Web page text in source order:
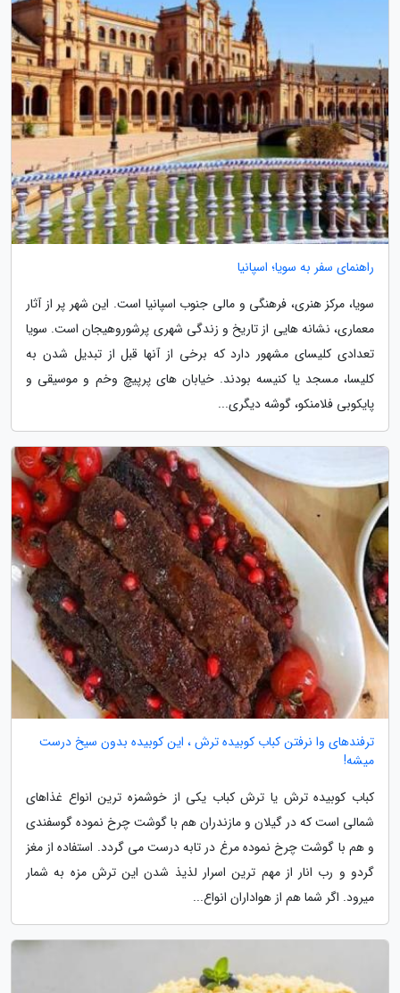
راهنمای سفر به سویا؛ اسپانیا
سویا، مرکز هنری، فرهنگی و مالی جنوب اسپانیا است. این شهر پر از آثار
معماری، نشانه هایی از تاریخ و زندگی شهری پرشوروهیجان است. سویا
تعدادی کلیسای مشهور دارد که برخی از آنها قبل از تبدیل شدن به
کلیسا، مسجد یا کنیسه بودند. خیابان های پرپیچ وخم و موسیقی و
پایکوبی فلامنکو، گوشه دیگری...
ترفندهای وا نرفتن کباب کوبیده ترش ، این کوبیده بدون سیخ درست
میشه!
کباب کوبیده ترش یا ترش کباب یکی از خوشمزه ترین انواع غذاهای
شمالی است که در گیلان و مازندران هم با گوشت چرخ نموده گوسفندی
و هم با گوشت چرخ نموده مرغ در تابه درست می گردد. استفاده از مغز
گردو و رب انار از مهم ترین اسرار لذیذ شدن این ترش مزه به شمار
میرود. اگر شما هم از هواداران انواع...